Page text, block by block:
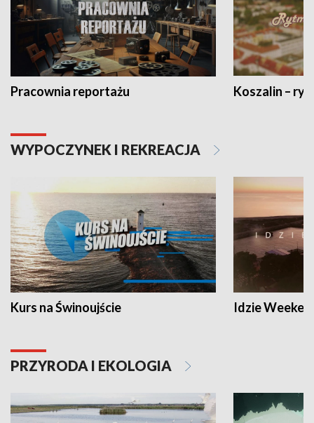
Pracownia reportażu Koszalin –
WYPOCZYNEK I REKREACJA
Kurs na Świnoujście Idzie
PRZYRODA I EKOLOGIA